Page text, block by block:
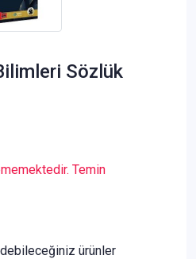
Sözlük
Temin
ürünler